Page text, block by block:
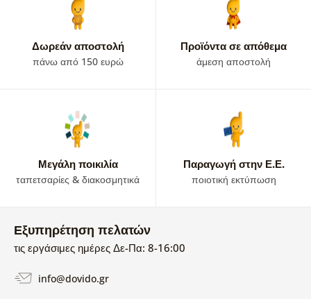
Δωρεάν αποστολή
πάνω από 150 ευρώ
Προϊόντα σε απόθεμα
άμεση αποστολή
Μεγάλη ποικιλία
ταπετσαρίες & διακοσμητικά
Παραγωγή στην Ε.Ε.
ποιοτική εκτύπωση
Εξυπηρέτηση πελατών
τις εργάσιμες ημέρες Δε-Πα: 8-16:00
info@dovido.gr